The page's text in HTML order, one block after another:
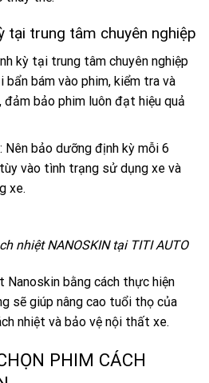
tại trung tâm chuyên nghiệp
kỳ tại trung tâm chuyên nghiệp
bẩn bám vào phim, kiểm tra và
đảm bảo phim luôn đạt hiệu quả
: Nên bảo dưỡng định kỳ mỗi 6
vào tình trạng sử dụng xe và
xe.
nhiệt NANOSKIN tại TITI AUTO
Nanoskin bằng cách thực hiện
sẽ giúp nâng cao tuổi thọ của
nhiệt và bảo vệ nội thất xe.
PHIM CÁCH